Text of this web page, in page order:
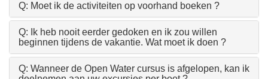
Q: Moet ik de activiteiten op voorhand boeken ?
Q: Ik heb nooit eerder gedoken en ik zou willen
beginnen tijdens de vakantie. Wat moet ik doen ?
Q: Wanneer de Open Water cursus is afgelopen, kan ik